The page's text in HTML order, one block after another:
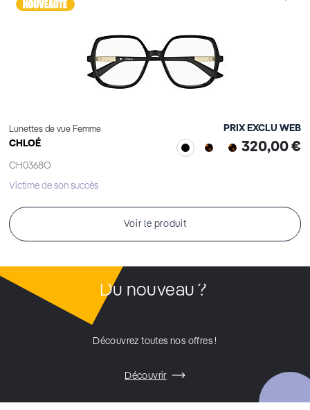
Lunettes de vue Femme
CHLOÉ
CH0368O
PRIX EXCLU WEB
320,00 €
Victime de son succès
Voir le produit
Du nouveau ?
Découvrez toutes nos offres !
Découvrir